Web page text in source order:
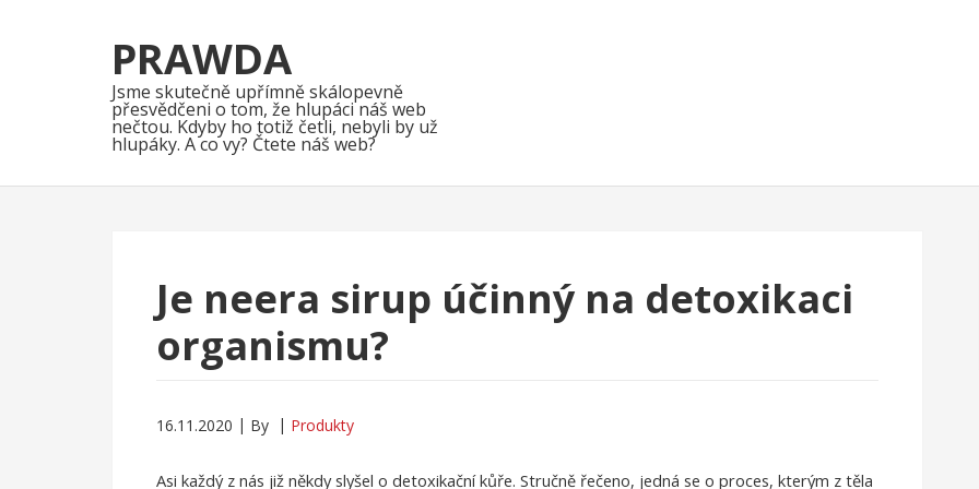
to
navigation
to
content
PRAWDA
Jsme skutečně upřímně skálopevně
přesvědčeni o tom, že hlupáci náš web
nečtou. Kdyby ho totiž četli, nebyli by už
hlupáky. A co vy? Čtete náš web?
Je neera sirup účinný na detoxikaci
organismu?
16.11.2020 By Produkty
Asi každý z nás již někdy slyšel o detoxikační kůře. Stručně řečeno, jedná se o proces, kterým z těla